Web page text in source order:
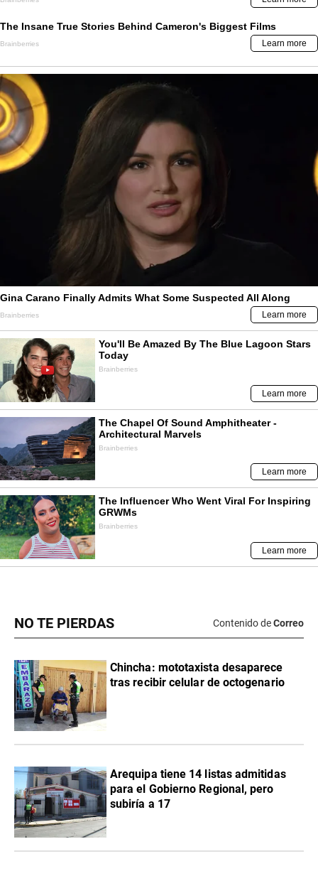
NO TE PIERDAS Contenido deCorreo
Chincha: mototaxista desaparece
tras recibir celular de octogenario
Arequipa tiene 14 listas admitidas
para el Gobierno Regional, pero
subiría a 17